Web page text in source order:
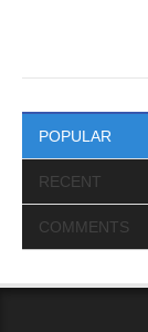
POPULAR
RECENT
COMMENTS